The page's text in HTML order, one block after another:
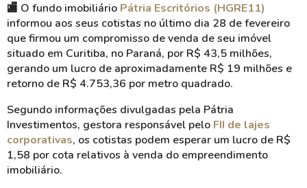
🏬 O fundo imobiliário Pátria Escritórios (HGRE11)
informou aos seus cotistas no último dia 28 de fevereiro
que firmou um compromisso de venda de seu imóvel
situado em Curitiba, no Paraná, por R$ 43,5 milhões,
gerando um lucro de aproximadamente R$ 19 milhões e
retorno de R$ 4.753,36 por metro quadrado.
Segundo informações divulgadas pela Pátria
Investimentos, gestora responsável pelo FII de lajes
corporativas, os cotistas podem esperar um lucro de R$
1,58 por cota relativos à venda do empreendimento
imobiliário.